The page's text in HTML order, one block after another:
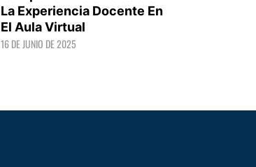
LEER +
La Experiencia Docente En
El Aula Virtual
16 DE JUNIO DE 2025